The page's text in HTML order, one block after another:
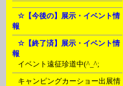
☆【今後の】展示・イベント情
報
☆【終了済】展示・イベント情
報
イベント遠征珍道中(^_^;
キャンピングカーショー出展情